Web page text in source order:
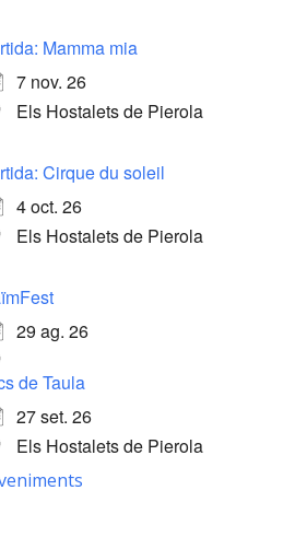
Mamma mia
7 nov. 26
Els Hostalets de Pierola
Cirque du soleil
4 oct. 26
Els Hostalets de Pierola
29 ag. 26
de Taula
27 set. 26
Els Hostalets de Pierola